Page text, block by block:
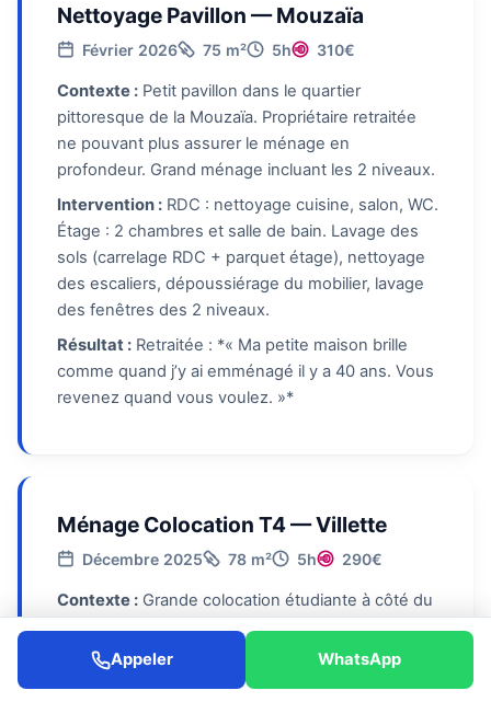
Nettoyage Pavillon — Mouzaïa
Février 2026 75 m² 5h 310€
Contexte : Petit pavillon dans le quartier
pittoresque de la Mouzaïa. Propriétaire retraitée
ne pouvant plus assurer le ménage en
profondeur. Grand ménage incluant les 2 niveaux.
Intervention : RDC : nettoyage cuisine, salon, WC.
Étage : 2 chambres et salle de bain. Lavage des
sols (carrelage RDC + parquet étage), nettoyage
des escaliers, dépoussiérage du mobilier, lavage
des fenêtres des 2 niveaux.
Résultat : Retraitée : *« Ma petite maison brille
comme quand j’y ai emménagé il y a 40 ans. Vous
revenez quand vous voulez. »*
Ménage Colocation T4 — Villette
Décembre 2025 78 m² 5h 290€
Contexte : Grande colocation étudiante à côté du
parc de la Villette. 4 chambres, 1 cuisine partagée,
2 salles de bain. Propriétaire demandant un
nettoyage en profondeur entre 2 promotions.
Appeler WhatsApp